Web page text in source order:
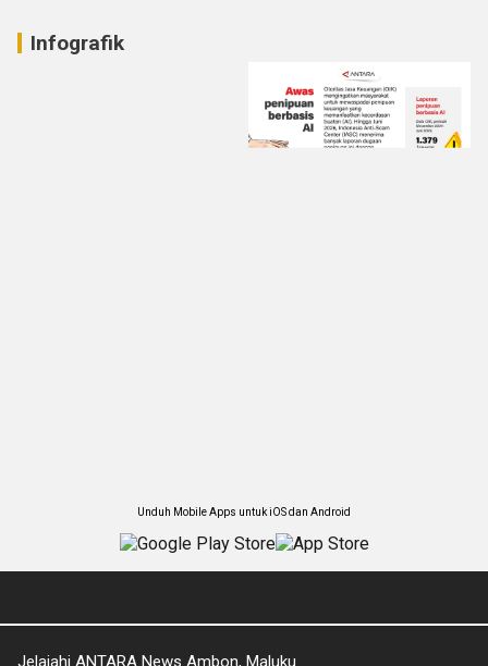
Infografik
Unduh Mobile Apps untuk iOS dan Android
Jelajahi ANTARA News Ambon, Maluku